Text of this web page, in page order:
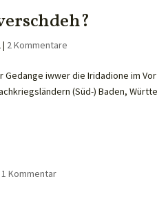
| 2 Kommentare
Gedange iwwer die Iridadione im
(Süd-) Baden,
1 Kommentar